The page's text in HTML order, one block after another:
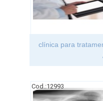
clínica para
Cod.:12993